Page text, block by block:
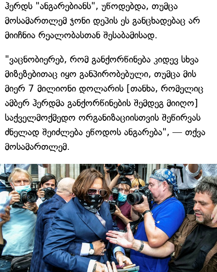
ჰერდს "ანგარებიანს", უწოდებდა, თუმცა
მოსამართლემ ჯონი დეპის ეს განცხადებაც არ
მიიჩნია რეალობასთან შესაბამისად.
"ვაცნობიერებ, რომ განქორწინება კიდევ სხვა
მიზეზებითაც იყო განპირობებული, თუმცა მის
მიერ 7 მილიონი დოლარის [თანხა, რომელიც
ამბერ ჰერდმა განქორწინების შემდეგ მიიღო]
საქველმოქმედო ორგანიზაციისთვის შეწირვას
ძნელად შეიძლება ეწოდოს ანგარება", — თქვა
მოსამართლემ.